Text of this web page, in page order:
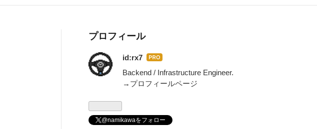
プロフィール
id:rx7 はて
なブ
ログ
Backend / Infrastructure Engineer.
→プロフィールページ
@namikawaをフォロー